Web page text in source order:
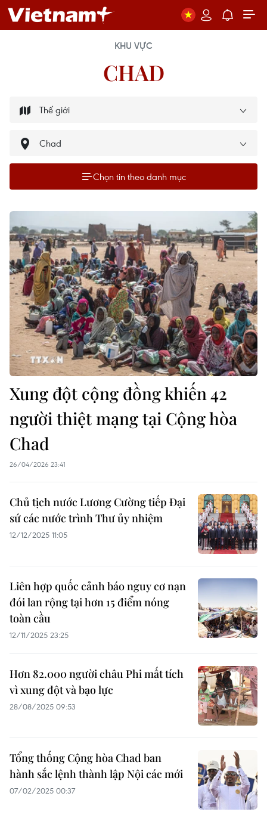
KHU VỰC
CHAD
Chọn tin theo danh mục
Xung đột cộng đồng khiến 42
người thiệt mạng tại Cộng hòa
Chad
26/04/2026 23:41
Chủ tịch nước Lương Cường tiếp Đại
sứ các nước trình Thư ủy nhiệm
12/12/2025 11:05
Liên hợp quốc cảnh báo nguy cơ nạn
đói lan rộng tại hơn 15 điểm nóng
toàn cầu
12/11/2025 23:25
Hơn 82.000 người châu Phi mất tích
vì xung đột và bạo lực
28/08/2025 09:53
Tổng thống Cộng hòa Chad ban
hành sắc lệnh thành lập Nội các mới
07/02/2025 00:37